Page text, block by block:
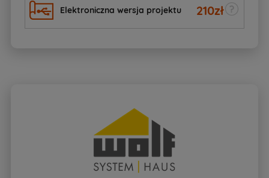
Elektroniczna wersja projektu 210zł